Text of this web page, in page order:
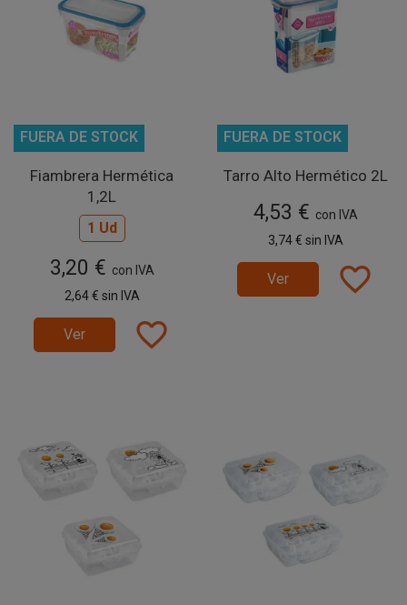
FUERA DE STOCK
Fiambrera Hermética
1,2L
1 Ud
3,20 € con IVA
2,64 € sin IVA
Ver favorite_border
FUERA DE STOCK
Tarro Alto Hermético 2L
4,53 € con IVA
3,74 € sin IVA
Ver favorite_border